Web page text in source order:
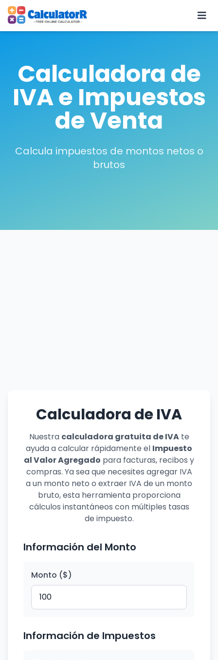
Calculadora de
IVA e Impuestos
de Venta
Calcula impuestos de montos netos o
brutos
Calculadora de IVA
Nuestra calculadora gratuita de IVAte
ayuda a calcular rápidamente el Impuesto
al Valor Agregado para facturas, recibos y
compras. Ya sea que necesites agregar IVA
a un monto neto o extraer IVA de un monto
bruto, esta herramienta proporciona
cálculos instantáneos con múltiples tasas
de impuesto.
Información del Monto
Monto ($)
Información de Impuestos